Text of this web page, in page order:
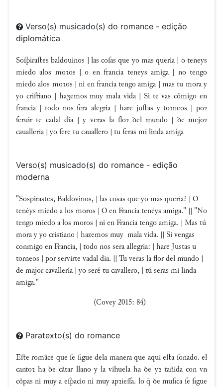
diplomática
Soſpiraſtes baldouinos | las coſas que yo mas queria | o teneys
miedo alos moꝛos | o en francia teneys amiga | no tengo
miedo alos moꝛos | ni en francia tengo amiga | mas tu mora y
yo criſtiano | haʒemos muy mala vida | Si te vas cõmigo en
francia | todo nos ſera alegria | hare juſtas y toꝛneos | poꝛ
ſeruir te cadal dia | y veras la floꝛ ꝺel mundo | ꝺe mejoꝛ
cauallería | yo ſere tu cauallero | tu ſeras mí linda amíga
Verso(s) musicado(s) do romance - edição
moderna
"Sospirastes, Baldovinos, | las cosas que yo mas quería? | O
tenéys miedo a los moros | O en Francia tenéys amiga." || "No
tengo miedo a los moros | ni en Francia tengo amiga. | Mas tú
mora y yo cristiano | hazemos muy mala vida. || Si vengas
conmigo en Francia, | todo nos sera allegria: | hare Justas u
torneos | por servirte vadal dia. || Tu veras la flor del mundo |
de major cavallería | yo seré tu cavallero, | tú seras mi linda
amiga."
(Covey 2015: 84)
Paratexto(s) do romance
Eſte romãce que ſe ſigue dela manera que aqui eſta ſonado. el
cantoꝛ ha ꝺe cãtar llano y la vihuela ha ꝺe yꝛ tañida con vn
cõpas ni muy a eſpacio ni muy apꝛieſſa. lo  ꝺe muſica ſe ſigue